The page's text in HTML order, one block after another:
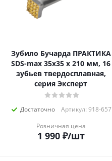
Зубило Бучарда ПРАКТИКА
SDS-max 35х35 х 210 мм, 16
зубьев твердосплавная,
серия Эксперт
Достаточно
Артикул: 918-657
Розничная цена
1 990₽/шт